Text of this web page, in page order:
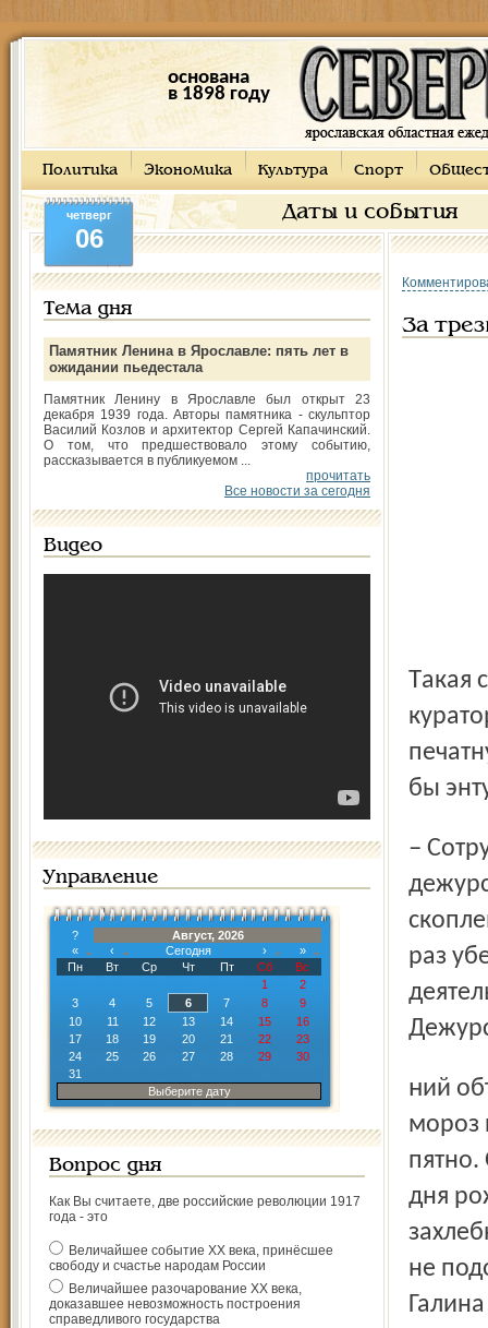
основана
в 1898 году
Политика Экономика Культура Спорт
Даты и события
четверг
06
Тема дня
Памятник Ленина в Ярославле: пять лет в
ожидании пьедестала
Памятник Ленину в Ярославле был открыт 23
декабря 1939 года. Авторы памятника - скульптор
Василий Козлов и архитектор Сергей Капачинский.
О том, что предшествовало этому событию,
рассказывается в публикуемом ...
прочитать
Все новости за сегодня
Видео
Управление
?
Август, 2026
«
‹ Сегодня ›
»
Пн
Вт Ср Чт Пт Сб
Вс
1
2
3
4 5 6 7 8
9
10
11 12 13 14 15
16
17
18 19 20 21 22
23
24
25 26 27 28 29
30
31
Выберите дату
Вопрос дня
Как Вы считаете, две российские революции 1917
года - это
Величайшее событие ХХ века, принёсшее
свободу и счастье народам России
Величайшее разочарование ХХ века,
доказавшее невозможность построения
справедливого государства
За
Такая сумма для серьезной цели, конечно, не деньги. Но
бы
– Сотрудники агентства вместе с милицией выходят на
раз
ний объезд на милицейской машине. Уже стемнело,
мороз
пятно.
дня
не